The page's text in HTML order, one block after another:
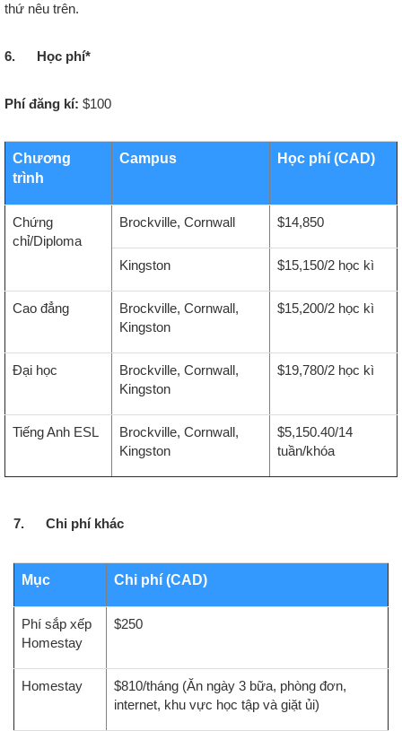
thứ nêu trên.
6. Học phí*
Phí đăng kí: $100
Chương
trình
Campus Học phí (CAD)
Chứng
chỉ/Diploma
Brockville, Cornwall $14,850
Kingston $15,150/2 học kì
Cao đẳng
Brockville, Cornwall,
Kingston
$15,200/2 học kì
Đại học
Brockville, Cornwall,
Kingston
$19,780/2 học kì
Tiếng Anh ESL
Brockville, Cornwall,
Kingston
$5,150.40/14
tuần/khóa
7. Chi phí khác
Mục Chi phí (CAD)
Phí sắp xếp
Homestay
$250
Homestay
$810/tháng (Ăn ngày 3 bữa, phòng đơn,
internet, khu vực học tập và giặt ủi)